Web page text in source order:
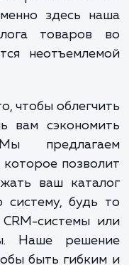
этот
которых вы
то, чтобы
вам
которое